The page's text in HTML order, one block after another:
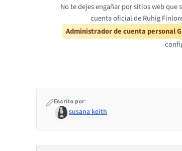
No te dejes engañar por sitios web que
cuenta oficial de Ruhig
Administrador de cuenta personal
Escrito por:
susana keith